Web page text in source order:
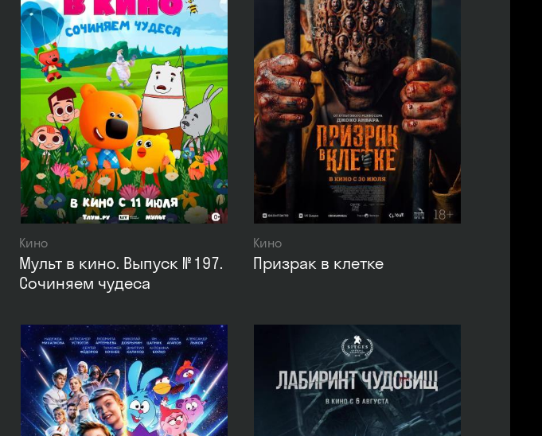
Кино
Мульт в кино. Выпуск № 197.
Сочиняем чудеса
Кино
Призрак в клетке